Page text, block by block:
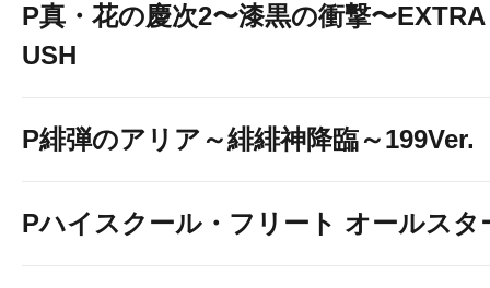
P真・花の慶次2〜漆黒の衝撃〜EXTRA
USH
P緋弾のアリア～緋緋神降臨～199Ver.
Pハイスクール・フリート オールスタ